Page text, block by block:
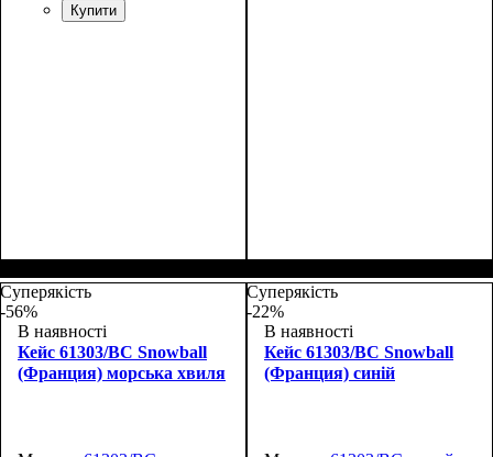
Купити
55х38x20
76х49х30+5
Суперякість
-56%
В наявності
Кейс 61303/BC Snowball
(Франция) морська хвиля
Суперякість
-22%
В наявності
Кейс 61303/BC Snowball
(Франция) синій